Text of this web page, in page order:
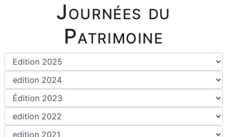
Journées du
Patrimoine